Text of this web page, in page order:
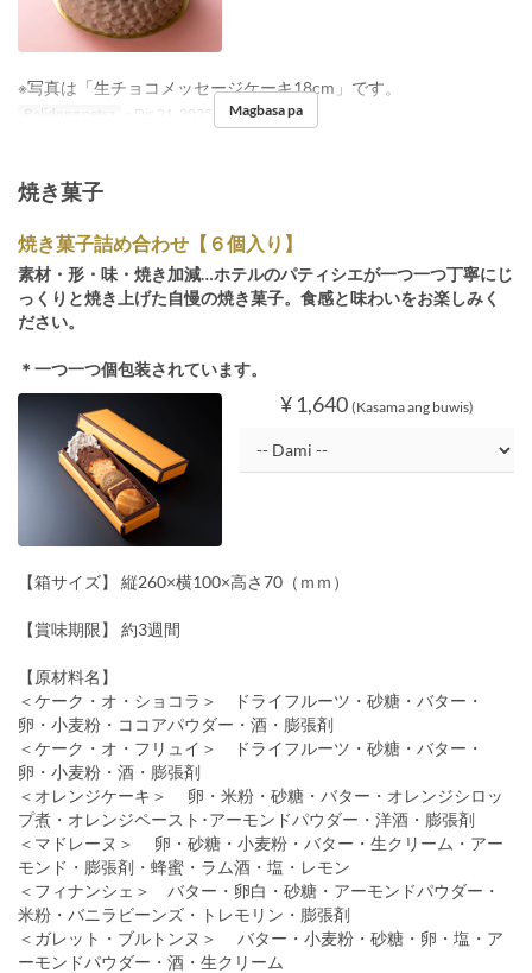
※写真は「生チョコメッセージケーキ18cm」です。
Balidong petsa ~ Dis 21, 2025, Dis 26, 2025 ~
Magbasa pa
焼き菓子
焼き菓子詰め合わせ【６個入り】
素材・形・味・焼き加減…ホテルのパティシエが一つ一つ丁寧にじ
っくりと焼き上げた自慢の焼き菓子。食感と味わいをお楽しみく
ださい。
＊一つ一つ個包装されています。
¥ 1,640 (Kasama ang buwis)
【箱サイズ】 縦260×横100×高さ70（ｍｍ）
【賞味期限】 約3週間
【原材料名】
＜ケーク・オ・ショコラ＞ ドライフルーツ・砂糖・バター・
卵・小麦粉・ココアパウダー・酒・膨張剤
＜ケーク・オ・フリュイ＞ ドライフルーツ・砂糖・バター・
卵・小麦粉・酒・膨張剤
＜オレンジケーキ＞ 卵・米粉・砂糖・バター・オレンジシロッ
プ煮・オレンジペースト･アーモンドパウダー・洋酒・膨張剤
＜マドレーヌ＞ 卵・砂糖・小麦粉・バター・生クリーム・アー
モンド・膨張剤・蜂蜜・ラム酒・塩・レモン
＜フィナンシェ＞ バター・卵白・砂糖・アーモンドパウダー・
米粉・バニラビーンズ・トレモリン・膨張剤
＜ガレット・ブルトンヌ＞ バター・小麦粉・砂糖・卵・塩・ア
ーモンドパウダー・酒・生クリーム